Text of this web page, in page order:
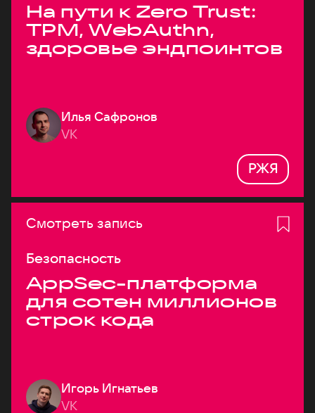
На пути к Zero Trust:
TPM, WebAuthn,
здоровье эндпоинтов
Илья Сафронов
VK
РЖЯ
Смотреть запись
Безопасность
AppSec-платформа
для сотен миллионов
строк кода
Игорь Игнатьев
VK